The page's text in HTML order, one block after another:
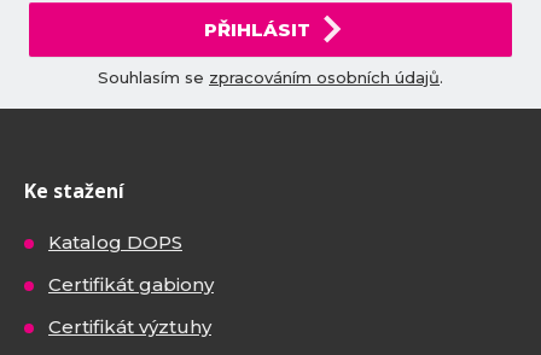
PŘIHLÁSIT
Souhlasím se zpracováním osobních údajů.
Ke stažení
Katalog DOPS
Certifikát gabiony
Certifikát výztuhy